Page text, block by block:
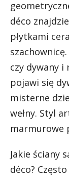
déco
płytkami
czy dywany i
pojawi się
misterne
wełny. Styl
marmurowe
Jakie ściany
déco?